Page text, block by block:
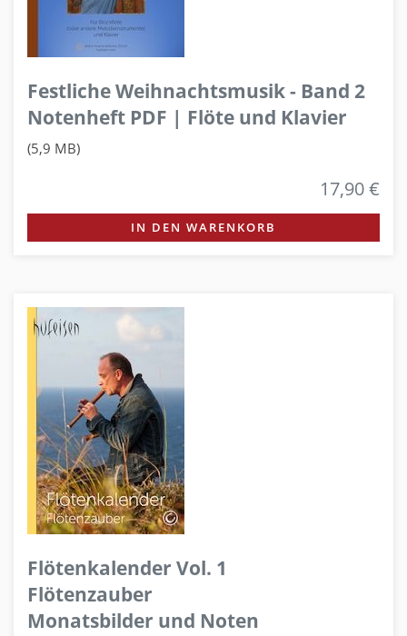
Festliche Weihnachtsmusik - Band 2
Notenheft PDF | Flöte und Klavier
(5,9 MB)
17,90 €
IN DEN WARENKORB
Flötenkalender Vol. 1
Flötenzauber
Monatsbilder und Noten